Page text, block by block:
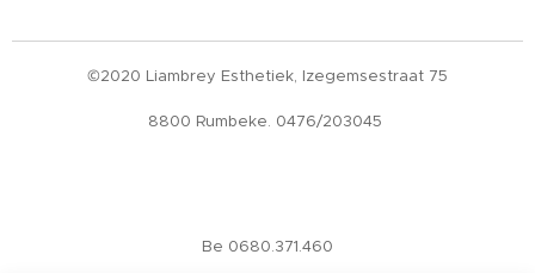
©2020 Liambrey Esthetiek, Izegemsestraat 75
8800 Rumbeke. 0476/203045
Be 0680.371.460